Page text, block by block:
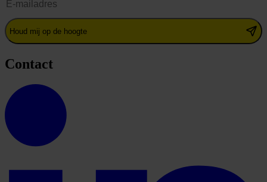
Houd mij op de hoogte
Contact